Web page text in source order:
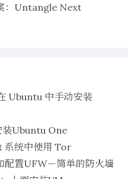
：Untangle Next
Ubuntu 中手动安装
装Ubuntu One
统中使用 Tor
置UFW－简单的防火墙